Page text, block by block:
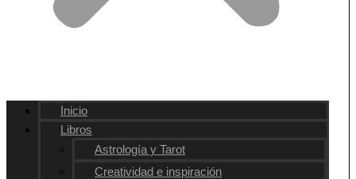
Inicio
Libros
Astrología y Tarot
Creatividad e inspiración